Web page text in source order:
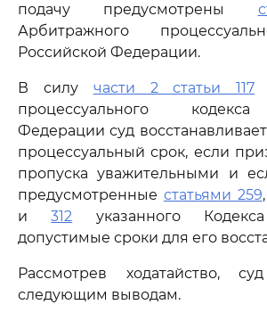
подачу предусмотрены
Арбитражного
Российской Федерации.
В силу части 2 статьи 117
процессуального
Федерации суд
процессуальный срок, если
пропуска уважительными и
предусмотренные статьями 259
и312 указанного
допустимые сроки для его
Рассмотрев ходатайство,
следующим выводам.